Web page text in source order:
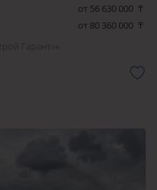
от 56 630 000 ₸
от 80 360 000 ₸